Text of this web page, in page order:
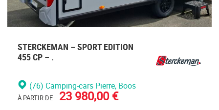
STERCKEMAN – SPORT EDITION
455 CP – .
(76) Camping-cars Pierre, Boos
À PARTIR DE 23 980,00 €